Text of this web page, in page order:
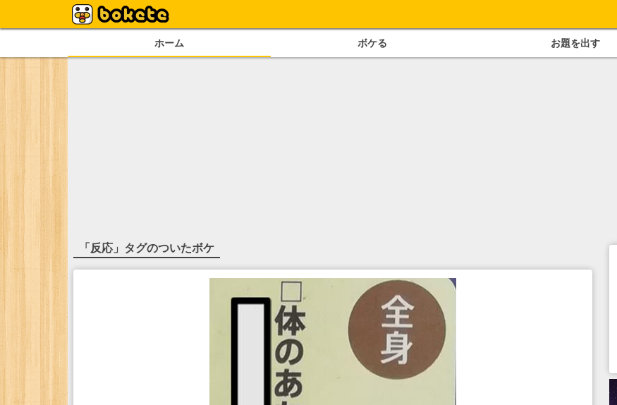
ホーム ボケる お題を出す
「反応 」タグのついたボケ